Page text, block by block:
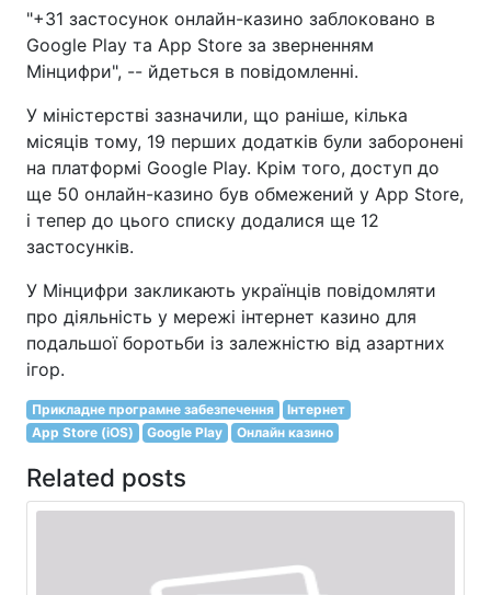
"+31 застосунок онлайн-казино заблоковано в
Google Play та App Store за зверненням
Мінцифри", -- йдеться в повідомленні.
У міністерстві зазначили, що раніше, кілька
місяців тому, 19 перших додатків були заборонені
на платформі Google Play. Крім того, доступ до
ще 50 онлайн-казино був обмежений у App Store,
і тепер до цього списку додалися ще 12
застосунків.
У Мінцифри закликають українців повідомляти
про діяльність у мережі інтернет казино для
подальшої боротьби із залежністю від азартних
ігор.
Прикладне програмне забезпечення
Інтернет
App Store (iOS)
Google Play Онлайн казино
Related posts